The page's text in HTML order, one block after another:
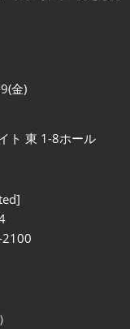
金)
ト 東 1-8ホール